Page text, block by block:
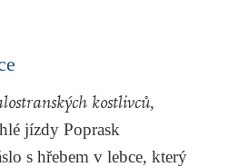
kostlivců,
jízdy Poprask
s hřebem v lebce, který